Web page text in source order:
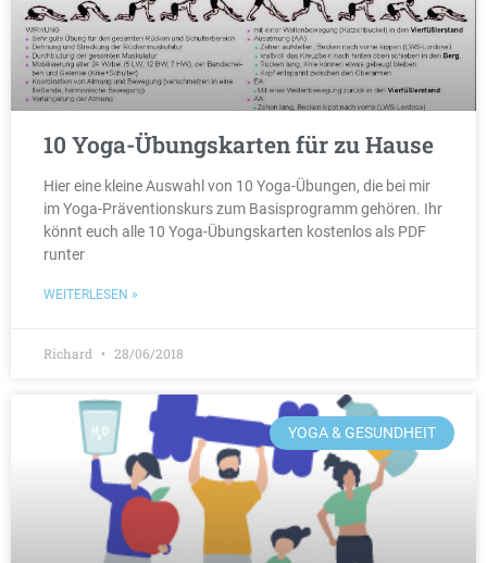
10 Yoga-Übungskarten für zu Hause
Hier eine kleine Auswahl von 10 Yoga-Übungen, die bei mir
im Yoga-Präventionskurs zum Basisprogramm gehören. Ihr
könnt euch alle 10 Yoga-Übungskarten kostenlos als PDF
runter
WEITERLESEN »
Richard 28/06/2018
YOGA & GESUNDHEIT